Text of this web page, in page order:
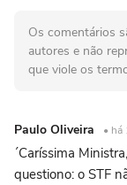
Os comentários
autores e não
que viole os
Paulo Oliveira • há
´Caríssima
questiono: o STF